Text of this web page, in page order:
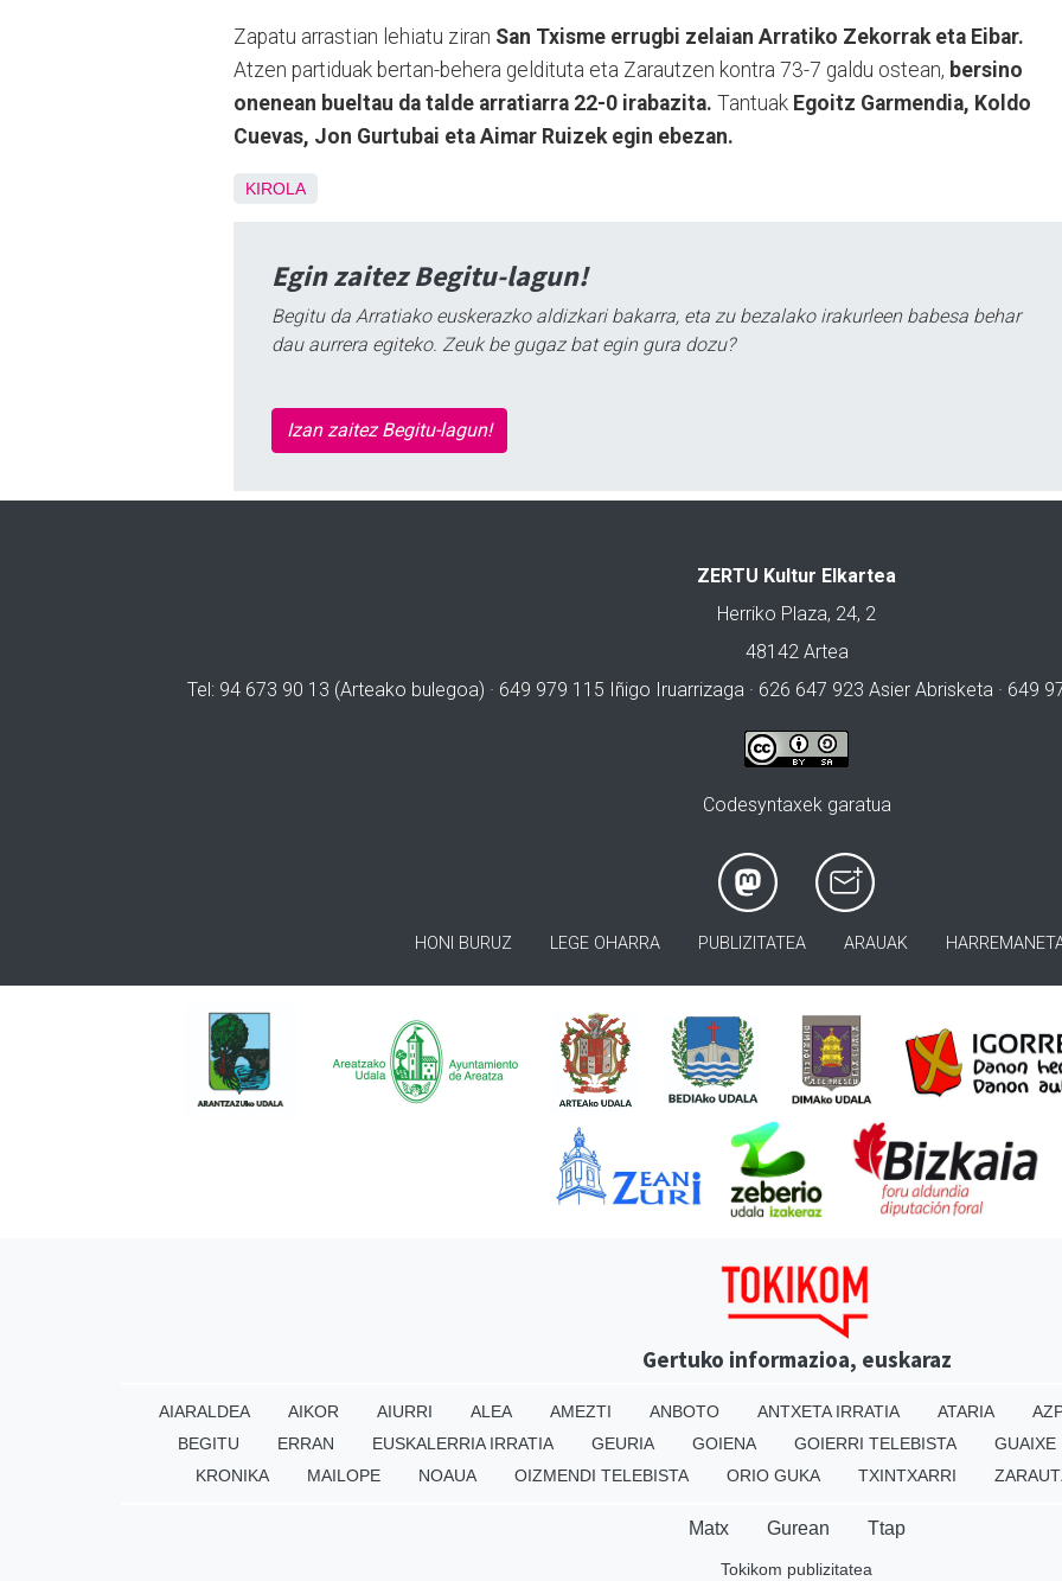
Zapatu arrastian lehiatu ziran San Txisme errugbi zelaian Arratiko Zekorrak eta Eibar.
Atzen partiduak bertan-behera geldituta eta Zarautzen kontra 73-7 galdu ostean, bersino
onenean bueltau da talde arratiarra 22-0 irabazita. Tantuak Egoitz Garmendia, Koldo
Cuevas, Jon Gurtubai eta Aimar Ruizek egin ebezan.
KIROLA
Egin zaitez Begitu-lagun!
Begitu da Arratiako euskerazko aldizkari bakarra, eta zu bezalako irakurleen babesa behar
dau aurrera egiteko. Zeuk be gugaz bat egin gura dozu?
Izan zaitez Begitu-lagun!
ZERTU Kultur Elkartea
Herriko Plaza, 24, 2
48142 Artea
Tel: 94 673 90 13 (Arteako bulegoa) · 649 979 115 Iñigo Iruarrizaga · 626 647 923 Asier Abrisketa · 649
Codesyntaxek garatua
HONI BURUZ LEGE OHARRA PUBLIZITATEA ARAUAK
Gertuko informazioa, euskaraz
AIARALDEA AIKOR AIURRI ALEA AMEZTI ANBOTO ANTXETA IRRATIA ATARIA
BEGITU
ERRAN EUSKALERRIA IRRATIA GEURIA GOIENA GOIERRI TELEBISTA
GUAIXE
KRONIKA
MAILOPE NOAUA OIZMENDI TELEBISTA ORIO GUKA TXINTXARRI
Matx Gurean Ttap
Tokikom publizitatea